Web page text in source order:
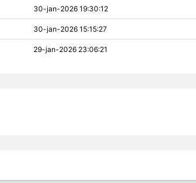
30-jan-2026 19:30:12
30-jan-2026 15:15:27
29-jan-2026 23:06:21